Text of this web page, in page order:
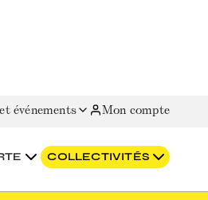
événements Mon compte
COLLECTIVITÉS